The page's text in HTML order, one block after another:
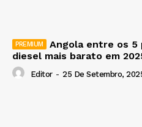
Angola entre os 5
diesel mais barato em
Editor - 25 De Setembro,